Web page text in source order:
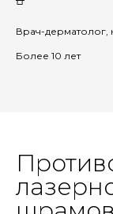
Врач-дерматолог,
Более 10 лет